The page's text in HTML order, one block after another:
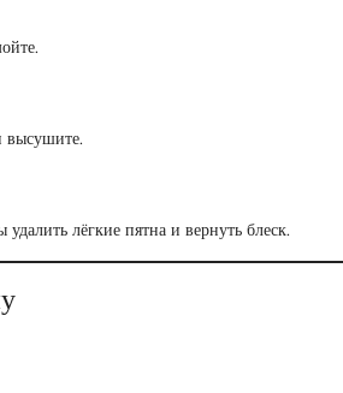
высушите.
лёгкие пятна и вернуть блеск.